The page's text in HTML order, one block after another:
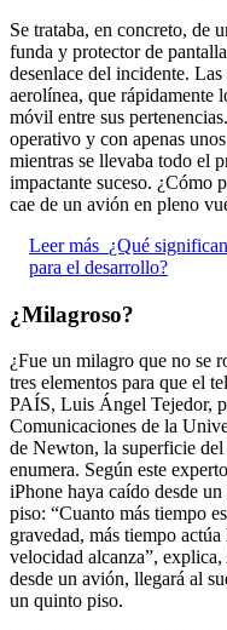
Se trataba, en concreto, de
funda y protector de
desenlace del incidente.
aerolínea, que rápidamente
móvil entre sus
operativo y con apenas
mientras se llevaba todo el
impactante suceso. ¿Cómo
cae de un avión en pleno
Leer más ¿Qué
para el desarrollo?
¿Milagroso?
¿Fue un milagro que no se
tres elementos para que el
PAÍS, Luis Ángel Tejedor,
Comunicaciones de la
de Newton, la superficie
enumera. Según este
iPhone haya caído desde
piso: “Cuanto más tiempo
gravedad, más tiempo
velocidad alcanza”,
desde un avión, llegará al
un quinto piso.